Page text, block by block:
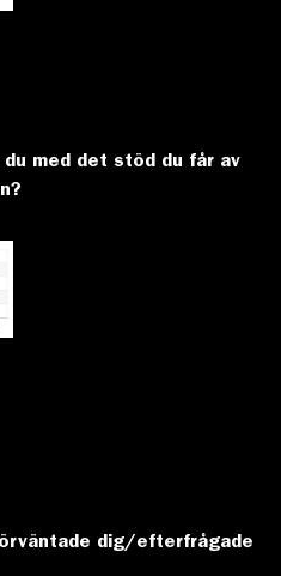
med det stöd du får av
dig/efterfrågade